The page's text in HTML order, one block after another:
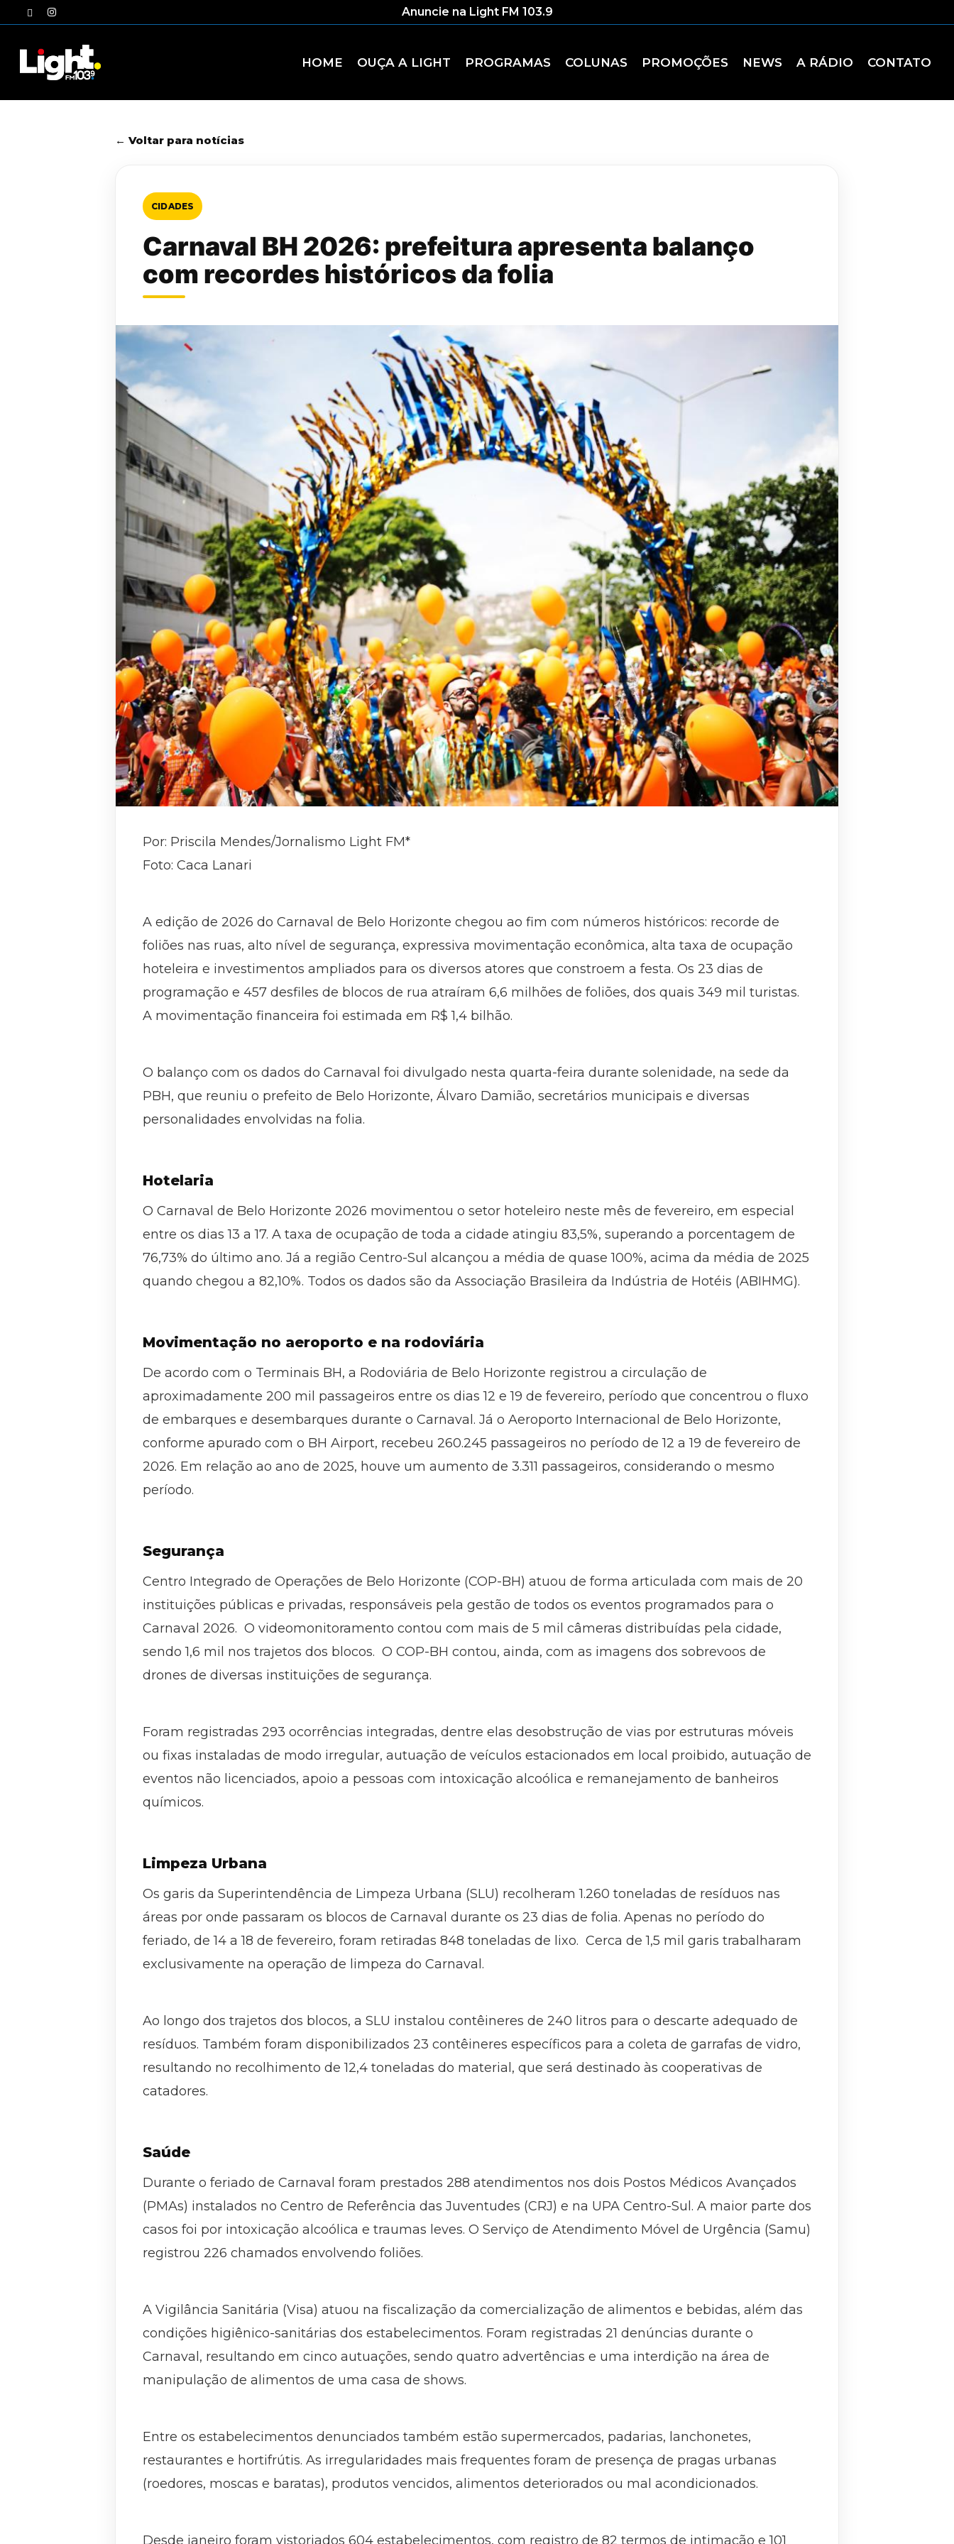
to
twitterinstagram Anuncie na Light FM 103.9
HOME OUÇA A LIGHT PROGRAMAS COLUNAS PROMOÇÕES NEWS A RÁDIO CONTATO
← Voltar para notícias
CIDADES
Carnaval BH 2026: prefeitura apresenta balanço
com recordes históricos da folia
Por: Priscila Mendes/Jornalismo Light FM*
Foto: Caca Lanari
A edição de 2026 do Carnaval de Belo Horizonte chegou ao fim com números históricos: recorde de
foliões nas ruas, alto nível de segurança, expressiva movimentação econômica, alta taxa de ocupação
hoteleira e investimentos ampliados para os diversos atores que constroem a festa. Os 23 dias de
programação e 457 desfiles de blocos de rua atraíram 6,6 milhões de foliões, dos quais 349 mil turistas.
A movimentação financeira foi estimada em R$ 1,4 bilhão.
O balanço com os dados do Carnaval foi divulgado nesta quarta-feira durante solenidade, na sede da
PBH, que reuniu o prefeito de Belo Horizonte, Álvaro Damião, secretários municipais e diversas
personalidades envolvidas na folia.
Hotelaria
O Carnaval de Belo Horizonte 2026 movimentou o setor hoteleiro neste mês de fevereiro, em especial
entre os dias 13 a 17. A taxa de ocupação de toda a cidade atingiu 83,5%, superando a porcentagem de
76,73% do último ano. Já a região Centro-Sul alcançou a média de quase 100%, acima da média de 2025
quando chegou a 82,10%. Todos os dados são da Associação Brasileira da Indústria de Hotéis (ABIHMG).
Movimentação no aeroporto e na rodoviária
De acordo com o Terminais BH, a Rodoviária de Belo Horizonte registrou a circulação de
aproximadamente 200 mil passageiros entre os dias 12 e 19 de fevereiro, período que concentrou o fluxo
de embarques e desembarques durante o Carnaval. Já o Aeroporto Internacional de Belo Horizonte,
conforme apurado com o BH Airport, recebeu 260.245 passageiros no período de 12 a 19 de fevereiro de
2026. Em relação ao ano de 2025, houve um aumento de 3.311 passageiros, considerando o mesmo
período.
Segurança
Centro Integrado de Operações de Belo Horizonte (COP-BH) atuou de forma articulada com mais de 20
instituições públicas e privadas, responsáveis pela gestão de todos os eventos programados para o
Carnaval 2026. O videomonitoramento contou com mais de 5 mil câmeras distribuídas pela cidade,
sendo 1,6 mil nos trajetos dos blocos. O COP-BH contou, ainda, com as imagens dos sobrevoos de
drones de diversas instituições de segurança.
Foram registradas 293 ocorrências integradas, dentre elas desobstrução de vias por estruturas móveis
ou fixas instaladas de modo irregular, autuação de veículos estacionados em local proibido, autuação de
eventos não licenciados, apoio a pessoas com intoxicação alcoólica e remanejamento de banheiros
químicos.
Limpeza Urbana
Os garis da Superintendência de Limpeza Urbana (SLU) recolheram 1.260 toneladas de resíduos nas
áreas por onde passaram os blocos de Carnaval durante os 23 dias de folia. Apenas no período do
feriado, de 14 a 18 de fevereiro, foram retiradas 848 toneladas de lixo. Cerca de 1,5 mil garis trabalharam
exclusivamente na operação de limpeza do Carnaval.
Ao longo dos trajetos dos blocos, a SLU instalou contêineres de 240 litros para o descarte adequado de
resíduos. Também foram disponibilizados 23 contêineres específicos para a coleta de garrafas de vidro,
resultando no recolhimento de 12,4 toneladas do material, que será destinado às cooperativas de
catadores.
Saúde
Durante o feriado de Carnaval foram prestados 288 atendimentos nos dois Postos Médicos Avançados
(PMAs) instalados no Centro de Referência das Juventudes (CRJ) e na UPA Centro-Sul. A maior parte dos
casos foi por intoxicação alcoólica e traumas leves. O Serviço de Atendimento Móvel de Urgência (Samu)
registrou 226 chamados envolvendo foliões.
A Vigilância Sanitária (Visa) atuou na fiscalização da comercialização de alimentos e bebidas, além das
condições higiênico-sanitárias dos estabelecimentos. Foram registradas 21 denúncias durante o
Carnaval, resultando em cinco autuações, sendo quatro advertências e uma interdição na área de
manipulação de alimentos de uma casa de shows.
Entre os estabelecimentos denunciados também estão supermercados, padarias, lanchonetes,
restaurantes e hortifrútis. As irregularidades mais frequentes foram de presença de pragas urbanas
(roedores, moscas e baratas), produtos vencidos, alimentos deteriorados ou mal acondicionados.
Desde janeiro foram vistoriados 604 estabelecimentos, com registro de 82 termos de intimação e 101